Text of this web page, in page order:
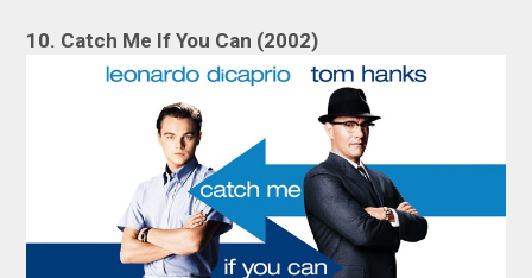
10. Catch Me If You Can (2002)